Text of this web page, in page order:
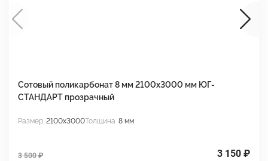
Сотовый поликарбонат 8 мм 2100х3000 мм ЮГ-
СТАНДАРТ прозрачный
Размер 2100x3000Толщина 8 мм
3 500 ₽ 3 150 ₽